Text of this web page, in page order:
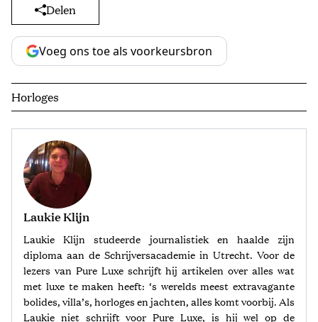
Delen
Voeg ons toe als voorkeursbron
Horloges
Laukie Klijn
Laukie Klijn studeerde journalistiek en haalde zijn
diploma aan de Schrijversacademie in Utrecht. Voor de
lezers van Pure Luxe schrijft hij artikelen over alles wat
met luxe te maken heeft: ‘s werelds meest extravagante
bolides, villa’s, horloges en jachten, alles komt voorbij. Als
Laukie niet schrijft voor Pure Luxe, is hij wel op de